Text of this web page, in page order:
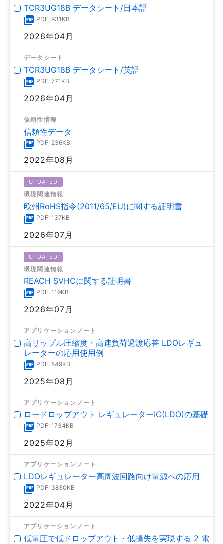
TCR3UG18B データシート/日本語
PDF: 931KB
2026年04月
データシート
TCR3UG18B データシート/英語
PDF: 771KB
2026年04月
信頼性情報
信頼性データ
PDF: 236KB
2022年08月
UPDATED
環境関連情報
欧州RoHS指令(2011/65/EU)に関する証明書
PDF: 137KB
2026年07月
UPDATED
環境関連情報
REACH SVHCに関する証明書
PDF: 119KB
2026年07月
アプリケーションノート
高リップル圧縮度・高速負荷過渡応答 LDOレギュ
レーターの応用使用例
PDF: 849KB
2025年08月
アプリケーションノート
ロードロップアウト レギュレーターIC(LDO)の基礎
PDF: 1734KB
2025年02月
アプリケーションノート
LDOレギュレーター高周波回路向け電源への応用
PDF: 3830KB
2022年04月
アプリケーションノート
低電圧で低ドロップアウト・低損失を実現する 2 電